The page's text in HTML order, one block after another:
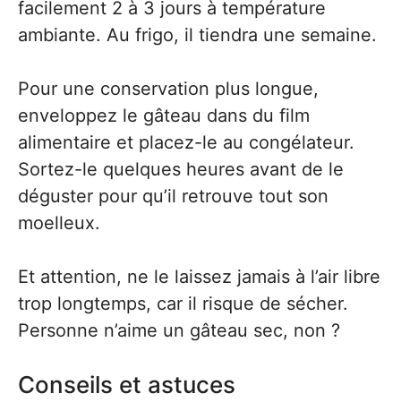
facilement 2 à 3 jours à température
ambiante. Au frigo, il tiendra une semaine.
Pour une conservation plus longue,
enveloppez le gâteau dans du film
alimentaire et placez-le au congélateur.
Sortez-le quelques heures avant de le
déguster pour qu’il retrouve tout son
moelleux.
Et attention, ne le laissez jamais à l’air libre
trop longtemps, car il risque de sécher.
Personne n’aime un gâteau sec, non ?
Conseils et astuces